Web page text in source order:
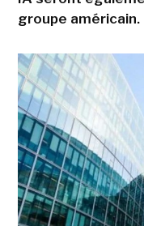
groupe américain.